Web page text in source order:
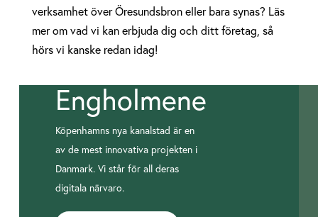
verksamhet över Öresundsbron eller bara synas? Läs
mer om vad vi kan erbjuda dig och ditt företag, så
hörs vi kanske redan idag!
Engholmene
Köpenhamns nya kanalstad är en
av de mest innovativa projekten i
Danmark. Vi står för all deras
digitala närvaro.